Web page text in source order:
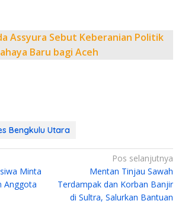
Assyura Sebut Keberanian Politik
Baru bagi Aceh
Bengkulu Utara
Minta
Anggota
Pos selanjutnya
Mentan Tinjau Sawah
Terdampak dan Korban Banjir
di Sultra, Salurkan Bantuan